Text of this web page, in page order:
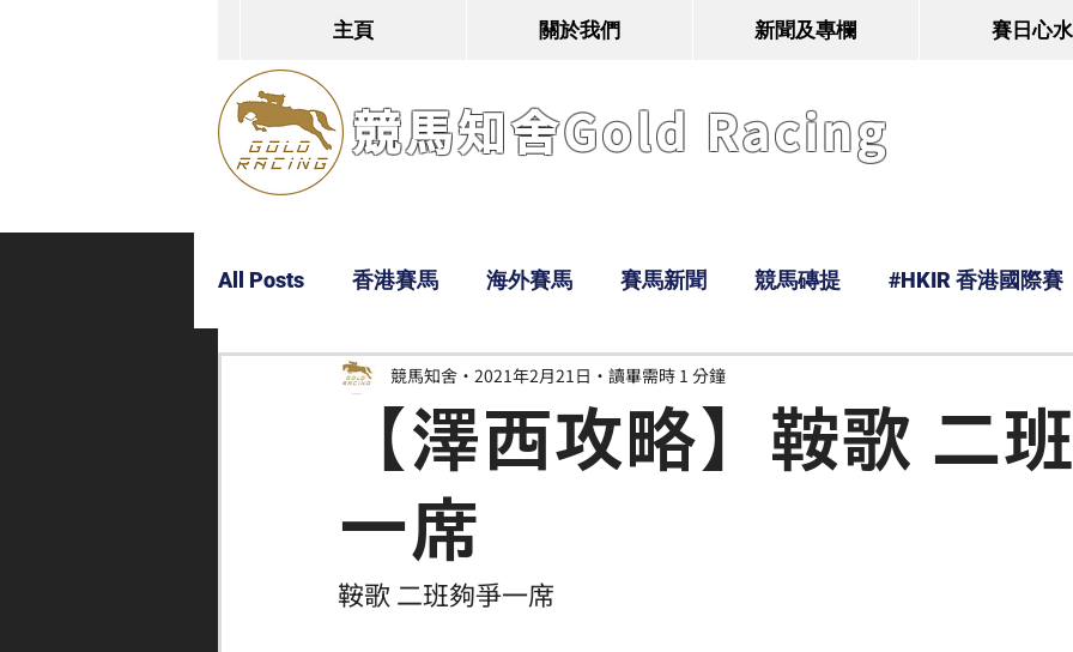
主頁 關於我們 新聞及專欄 賽日心水
競馬知舍Gold Racing
All Posts 香港賽馬 海外賽馬 賽馬新聞 競馬磚提 #HKIR 香港國際賽
Bobby 超仔 Tony 鹿
【澤西攻略】鞍歌 二
一席
競馬知舍 2021年2月21日 讀畢需時 1 分鐘
鞍歌 二班夠爭一席